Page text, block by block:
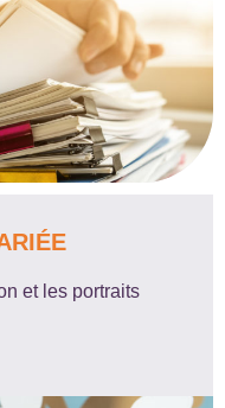
et les portraits